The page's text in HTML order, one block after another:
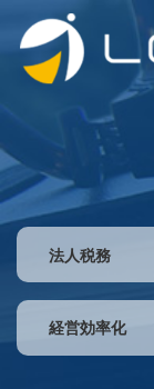
法人税務
経営効率化